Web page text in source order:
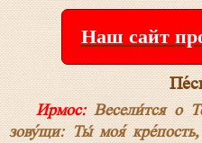
Наш сайт
Ирмос:Весели́тся о
зову́щи: Ты́ моя́